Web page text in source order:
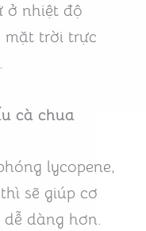
ở nhiệt độ
mặt trời trực
cà chua
lycopene,
sẽ giúp cơ
dàng hơn.